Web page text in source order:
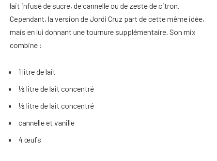
lait infusé de sucre, de cannelle ou de zeste de citron.
Cependant, la version de Jordi Cruz part de cette même idée,
mais en lui donnant une tournure supplémentaire. Son mix
combine :
1 litre de lait
½ litre de lait concentré
½ litre de lait concentré
cannelle et vanille
4 œufs